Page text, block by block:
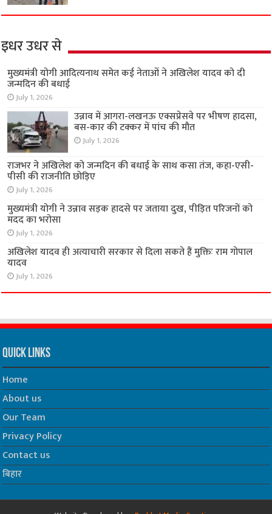
इधर उधर से
मुख्यमंत्री योगी आदित्यनाथ समेत कई नेताओं ने अखिलेश यादव को दी
जन्मदिन की बधाई
July 1, 2026
उन्नाव में आगरा-लखनऊ एक्सप्रेसवे पर भीषण हादसा,
बस-कार की टक्कर में पांच की मौत
July 1, 2026
राजभर ने अखिलेश को जन्मदिन की बधाई के साथ कसा तंज, कहा-एसी-
पीसी की राजनीति छोड़िए
July 1, 2026
मुख्यमंत्री योगी ने उन्नाव सड़क हादसे पर जताया दुख, पीड़ित परिजनों को
मदद का भरोसा
July 1, 2026
अखिलेश यादव ही अत्याचारी सरकार से दिला सकते हैं मुक्तिः राम गोपाल
यादव
July 1, 2026
Quick Links
Home
About us
Our Team
Privacy Policy
Contact us
बिहार